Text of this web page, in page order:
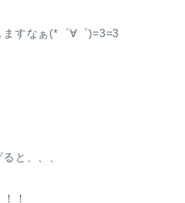
ますなぁ(*゜∀゜)=3=3
と、、、
！